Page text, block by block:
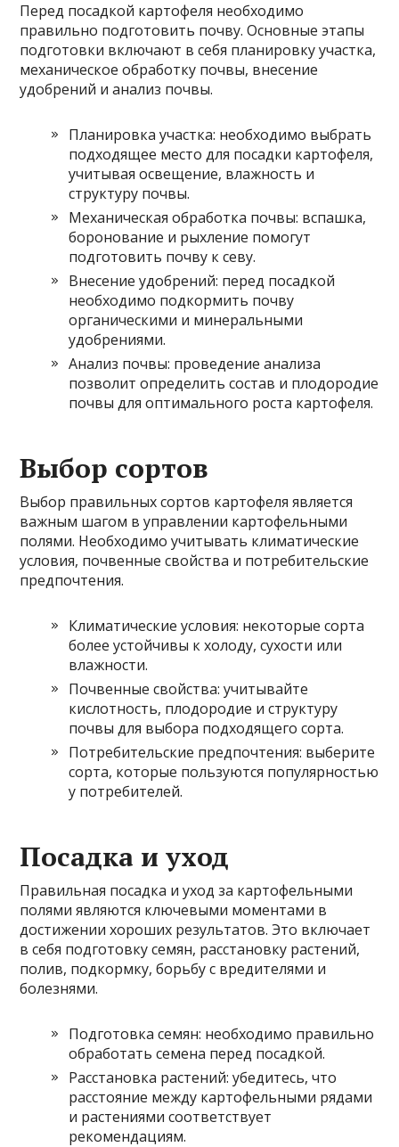
Перед посадкой картофеля необходимо
правильно подготовить почву. Основные этапы
подготовки включают в себя планировку участка,
механическое обработку почвы, внесение
удобрений и анализ почвы.
Планировка участка: необходимо выбрать
подходящее место для посадки картофеля,
учитывая освещение, влажность и
структуру почвы.
Механическая обработка почвы: вспашка,
боронование и рыхление помогут
подготовить почву к севу.
Внесение удобрений: перед посадкой
необходимо подкормить почву
органическими и минеральными
удобрениями.
Анализ почвы: проведение анализа
позволит определить состав и плодородие
почвы для оптимального роста картофеля.
Выбор сортов
Выбор правильных сортов картофеля является
важным шагом в управлении картофельными
полями. Необходимо учитывать климатические
условия, почвенные свойства и потребительские
предпочтения.
Климатические условия: некоторые сорта
более устойчивы к холоду, сухости или
влажности.
Почвенные свойства: учитывайте
кислотность, плодородие и структуру
почвы для выбора подходящего сорта.
Потребительские предпочтения: выберите
сорта, которые пользуются популярностью
у потребителей.
Посадка и уход
Правильная посадка и уход за картофельными
полями являются ключевыми моментами в
достижении хороших результатов. Это включает
в себя подготовку семян, расстановку растений,
полив, подкормку, борьбу с вредителями и
болезнями.
Подготовка семян: необходимо правильно
обработать семена перед посадкой.
Расстановка растений: убедитесь, что
расстояние между картофельными рядами
и растениями соответствует
рекомендациям.